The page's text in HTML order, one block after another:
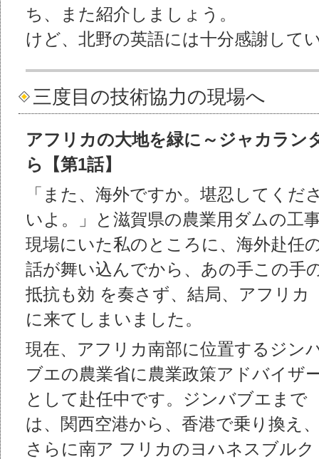
ち、また紹介しましょう。
けど、北野の英語には十分感謝して
三度目の技術協力の現場へ
アフリカの大地を緑に～ジャカラン
ら【第1話】
「また、海外ですか。堪忍してくだ
いよ。」と滋賀県の農業用ダムの工
現場にいた私のところに、海外赴任
話が舞い込んでから、あの手この手
抵抗も効 を奏さず、結局、アフリカ
に来てしまいました。
現在、アフリカ南部に位置するジン
ブエの農業省に農業政策アドバイザ
として赴任中です。ジンバブエまで
は、関西空港から、香港で乗り換え
さらに南ア フリカのヨハネスブルク